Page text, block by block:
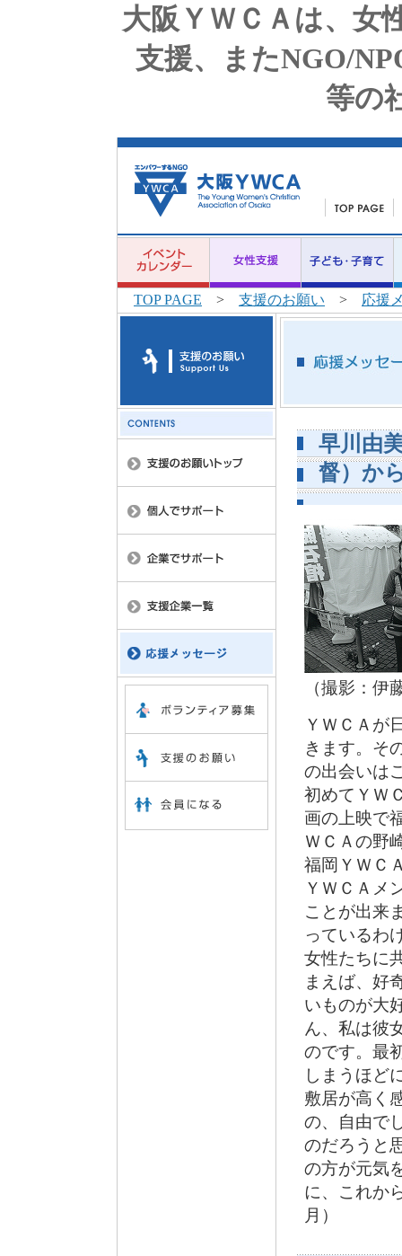
大阪ＹＷＣＡは、女
支援、またNGO/
等の
TOP PAGE > 支援のお願い > 応援
早川由
督）か
（撮影：伊
ＹＷＣＡが
きます。そ
の出会いは
初めてＹＷ
画の上映で
ＷＣＡの野
福岡ＹＷＣ
ＹＷＣＡメ
ことが出来
っているわ
女性たちに
まえば、好
いものが大
ん、私は彼
のです。最
しまうほど
敷居が高く
の、自由で
のだろうと
の方が元気
に、これか
月）